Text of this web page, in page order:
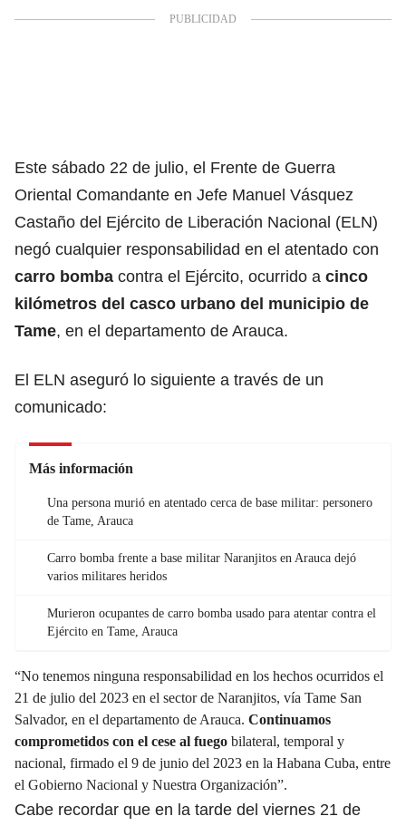
Este sábado 22 de julio, el Frente de Guerra
Oriental Comandante en Jefe Manuel Vásquez
Castaño del Ejército de Liberación Nacional (ELN)
negó cualquier responsabilidad en el atentado con
carro bomba contra el Ejército, ocurrido a cinco
kilómetros del casco urbano del municipio de
Tame, en el departamento de Arauca.
El ELN aseguró lo siguiente a través de un
comunicado:
Más información
Una persona murió en atentado cerca de base militar: personero
de Tame, Arauca
Carro bomba frente a base militar Naranjitos en Arauca dejó
varios militares heridos
Murieron ocupantes de carro bomba usado para atentar contra el
Ejército en Tame, Arauca
“No tenemos ninguna responsabilidad en los hechos ocurridos el
21 de julio del 2023 en el sector de Naranjitos, vía Tame San
Salvador, en el departamento de Arauca. Continuamos
comprometidos con el cese al fuego bilateral, temporal y
nacional, firmado el 9 de junio del 2023 en la Habana Cuba, entre
el Gobierno Nacional y Nuestra Organización”.
Cabe recordar que en la tarde del viernes 21 de